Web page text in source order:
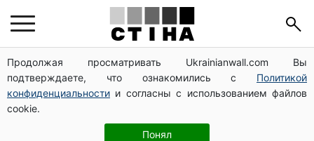
Продолжая просматривать Ukrainianwall.com Вы
подтверждаете, что ознакомились с Политикой
конфиденциальности и согласны с использованием файлов
cookie.
Понял
Фейковые сайты сервисных центров МВД:
мошенники выманивают деньги у водителей перед
выездом за границу
Пенсия по инвалидности III группы с сентября: от
2595 до 10 625 грн — кто сколько получит